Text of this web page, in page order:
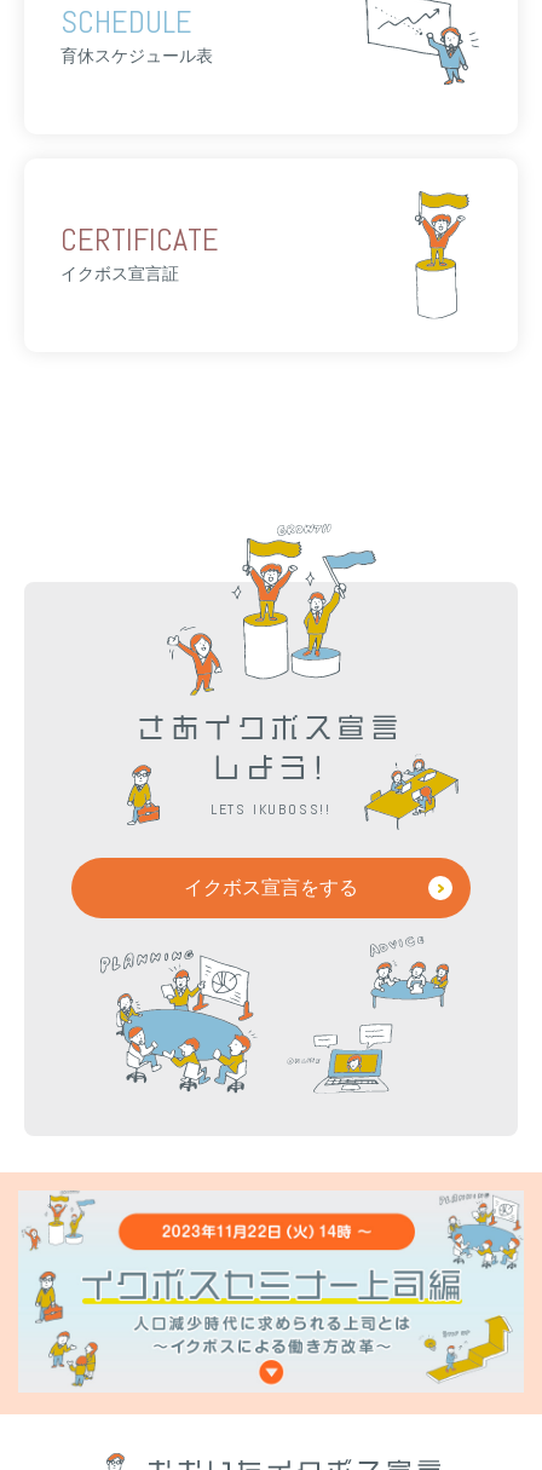
SCHEDULE
育休スケジュール表
CERTIFICATE
イクボス宣言証
さあイクボス宣言
しよう!
LETS IKUBOSS!!
イクボス宣言をする